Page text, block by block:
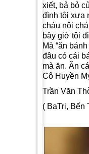
xiết, bả bỏ
đình tôi xưa
cháu nội
bây giờ tôi
Mà “ăn
đâu có cái
mà ăn. Ăn
Cô Huyền
Trần Văn
( BaTri, Bến